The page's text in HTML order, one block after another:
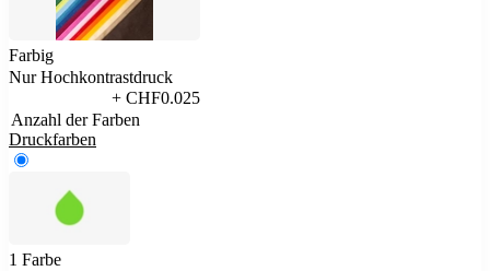
Farbig
Nur Hochkontrastdruck
+ CHF0.025
Anzahl der Farben
Druckfarben
1 Farbe